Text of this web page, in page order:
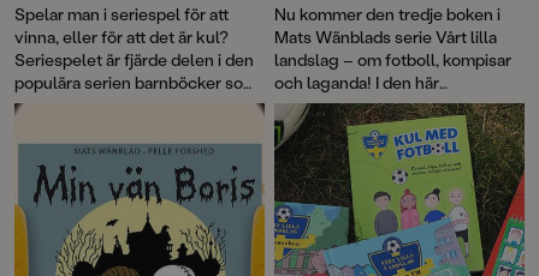
Spelar man i seriespel för att
vinna, eller för att det är kul?
Seriespelet är fjärde delen i den
populära serien barnböcker som
tagits fram i samarbete med
Nu kommer den tredje boken i
Mats Wänblads serie Vårt lilla
landslag – om fotboll, kompisar
och laganda! I den här
berättelsen uppstår frågan om
det är så kul att storsatsa –
egentligen?